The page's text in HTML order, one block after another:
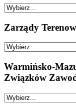
Zarządy
Warmińsko-
Związków